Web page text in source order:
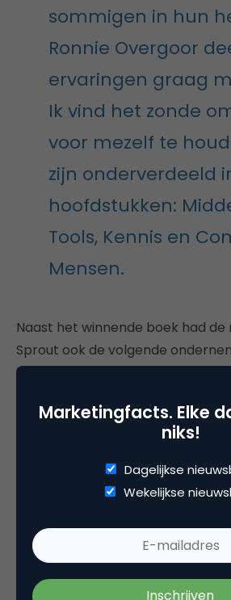
sommigen in hun
Ronnie Overgoor
ervaringen graag
Ik vind het zonde
voor mezelf te
zijn onderverdeeld
hoofdstukken:
Tools, Kennis en
Mensen.
Naast het winnende boek had
Sprout ook de volgende
haar shortlist geplaatst:
– Het ondernemersgen van
– PassieVitaliteit van Lorraine
– IK BEN niet alleen op de wereld
en Wassili Zafiris
Ook vanuit Marketingfacts:
Marketingfacts. Elke
niks!
Dagelijkse
Wekelijkse